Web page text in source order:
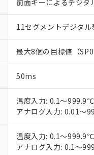
前面キーによるデジタ
11セグメントデジタ
最大8個の目標値（
50ms
温度入力: 0.1～
アナログ入力: 0.01～
温度入力: 0.1～
アナログ入力: 0.1～
ご利用条件
以下の条件をお読みいただ
本サービスは、当社制
くものです。
在庫状況および標準価
のであり、閲覧された
い。
正式な納期状況および
当社販売員にご相談く
対応予定なし：EU RoHS
調査・確認中：EU RoHS
非該当品：ライセンス料な
仕入先様の事情により、非
があります。
鉛(Pb) 1000ppm以下、 水銀(Hg)
六価クロム(Cr(Ⅵ)) 1000ppm以下、
ル（DBP） 1000ppm以下、フタル
但し、RoHS指令で産業用監視およ
フタル酸エステル類の４物質につい
※2 対応予定月
「○」：最大均質材料含有
「×」：最大均質材料含有
「－」：未確認です。当社
*中国RoHS10物質の基準値 (GB/
Pb(鉛) :1000ppm、 Hg(水銀) :
Cr(Ⅵ)(六価クロム) : 1000ppm、
DBP(フタル酸ジブチル) : 1000ppm
当社は、これら貴社製
当社は規制貨物を破棄
ます。
当社は貴社製品を、核
置等に一切使用いたし
当社は、貴社製品を第
記
説明
○ 一定数以上の在庫
一定数には満たな